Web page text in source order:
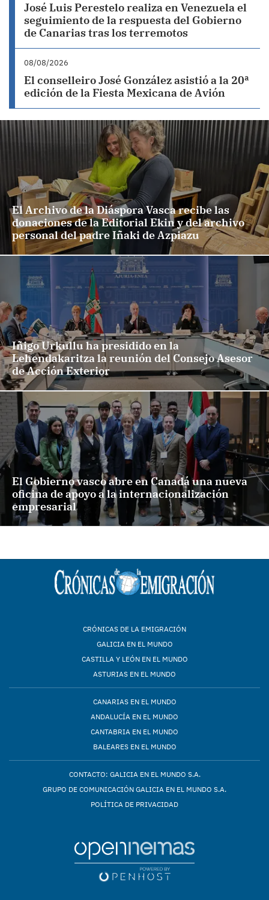
José Luis Perestelo realiza en Venezuela el
seguimiento de la respuesta del Gobierno
de Canarias tras los terremotos
08/08/2026
El conselleiro José González asistió a la 20ª
edición de la Fiesta Mexicana de Avión
El Archivo de la Diáspora Vasca recibe las
donaciones de la Editorial Ekin y del archivo
personal del padre Iñaki de Azpiazu
Iñigo Urkullu ha presidido en la
Lehendakaritza la reunión del Consejo Asesor
de Acción Exterior
El Gobierno vasco abre en Canadá una nueva
oficina de apoyo a la internacionalización
empresarial
CRÓNICAS DE LA EMIGRACIÓN
GALICIA EN EL MUNDO
CASTILLA Y LEÓN EN EL MUNDO
ASTURIAS EN EL MUNDO
CANARIAS EN EL MUNDO
ANDALUCÍA EN EL MUNDO
CANTABRIA EN EL MUNDO
BALEARES EN EL MUNDO
CONTACTO: GALICIA EN EL MUNDO S.A.
GRUPO DE COMUNICACIÓN GALICIA EN EL MUNDO S.A.
POLÍTICA DE PRIVACIDAD